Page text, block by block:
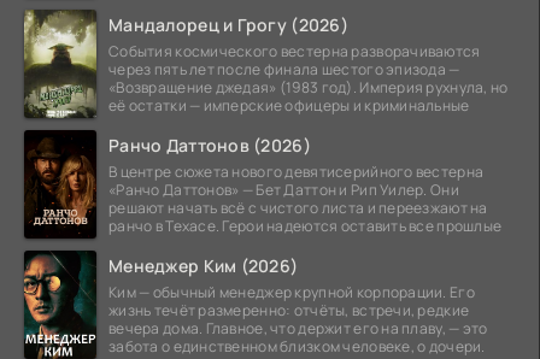
Мандалорец и Грогу (2026)
События космического вестерна разворачиваются
через пять лет после финала шестого эпизода —
«Возвращение джедая» (1983 год). Империя рухнула, но
её остатки — имперские офицеры и криминальные
Ранчо Даттонов (2026)
В центре сюжета нового девятисерийного вестерна
«Ранчо Даттонов» — Бет Даттон и Рип Уилер. Они
решают начать всё с чистого листа и переезжают на
ранчо в Техасе. Герои надеются оставить все прошлые
Менеджер Ким (2026)
Ким — обычный менеджер крупной корпорации. Его
жизнь течёт размеренно: отчёты, встречи, редкие
вечера дома. Главное, что держит его на плаву, — это
забота о единственном близком человеке, о дочери.